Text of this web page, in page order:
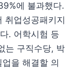
에 불과했다.
취업성공패키지
. 어학시험 등
는 구직수당, 박
을 해결할 의